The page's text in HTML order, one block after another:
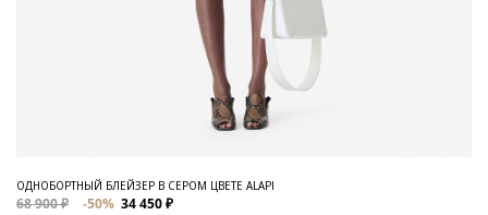
ОДНОБОРТНЫЙ БЛЕЙЗЕР В СЕРОМ ЦВЕТЕ ALAPI
68 900 ₽ -50% 34 450 ₽